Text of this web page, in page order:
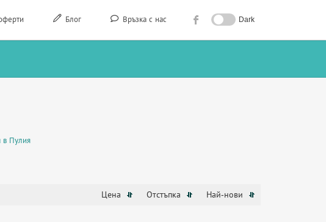
Блог Връзка с нас Dark
в Пулия
Цена Отстъпка Най-нови